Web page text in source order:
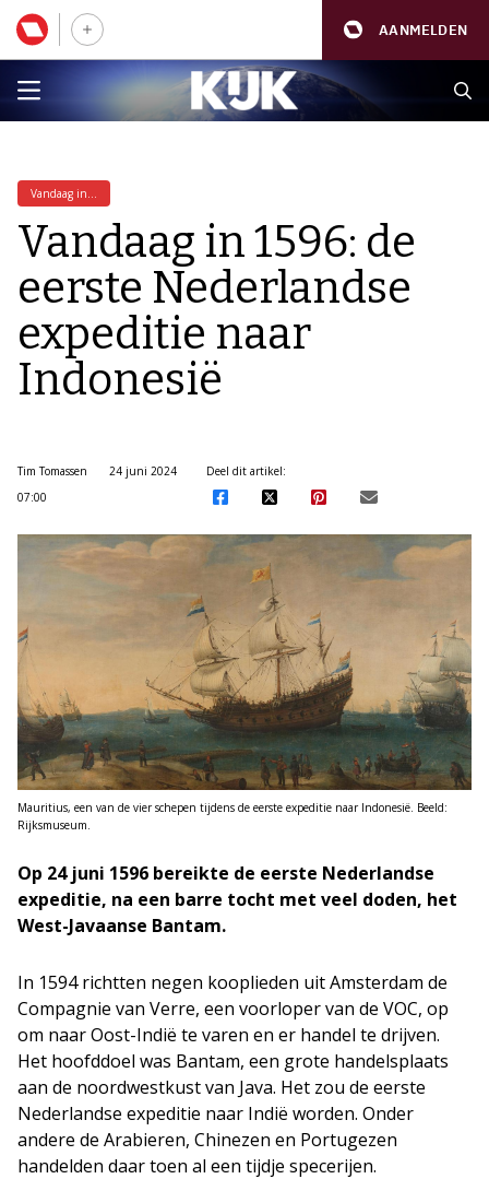
AANMELDEN
Vandaag in...
Vandaag in 1596: de
eerste Nederlandse
expeditie naar
Indonesië
Tim Tomassen
24 juni 2024
07:00
Deel dit artikel:
Mauritius, een van de vier schepen tijdens de eerste expeditie naar Indonesië. Beeld:
Rijksmuseum.
Op 24 juni 1596 bereikte de eerste Nederlandse
expeditie, na een barre tocht met veel doden, het
West-Javaanse Bantam.
In 1594 richtten negen kooplieden uit Amsterdam de
Compagnie van Verre, een voorloper van de VOC, op
om naar Oost-Indië te varen en er handel te drijven.
Het hoofddoel was Bantam, een grote handelsplaats
aan de noordwestkust van Java. Het zou de eerste
Nederlandse expeditie naar Indië worden. Onder
andere de Arabieren, Chinezen en Portugezen
handelden daar toen al een tijdje specerijen.